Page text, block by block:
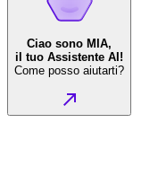
Ciao sono MIA,
il tuo Assistente AI!
Come posso aiutarti?